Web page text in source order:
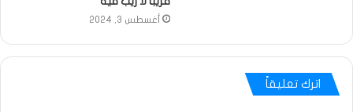
أغسطس 3, 2024
اترك تعليقاً